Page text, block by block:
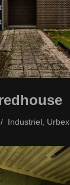
Industriel , Urbex